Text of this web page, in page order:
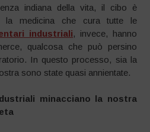
indiana della vita, il cibo è
la medicina che cura tutte le
industriali, invece, hanno
qualcosa che può persino
In questo processo, sia la
sono state quasi annientate.
minacciano la nostra